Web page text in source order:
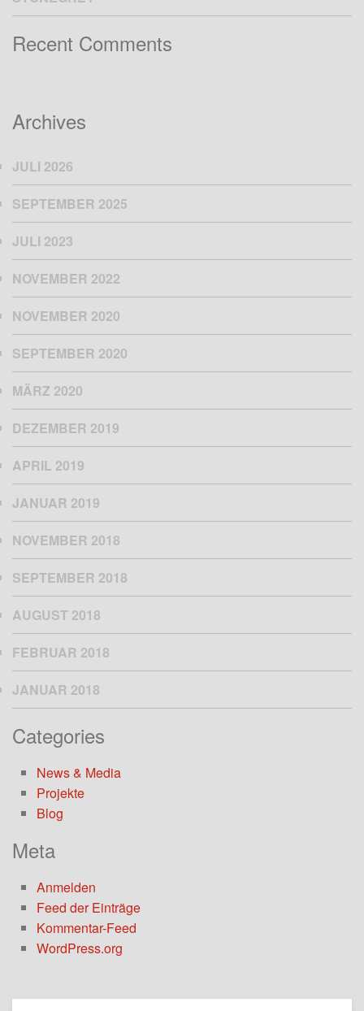
Recent Comments
Archives
JULI 2026
SEPTEMBER 2025
JULI 2023
NOVEMBER 2022
NOVEMBER 2020
SEPTEMBER 2020
MÄRZ 2020
DEZEMBER 2019
APRIL 2019
JANUAR 2019
NOVEMBER 2018
SEPTEMBER 2018
AUGUST 2018
FEBRUAR 2018
JANUAR 2018
Categories
News & Media
Projekte
Blog
Meta
Anmelden
Feed der Einträge
Kommentar-Feed
WordPress.org